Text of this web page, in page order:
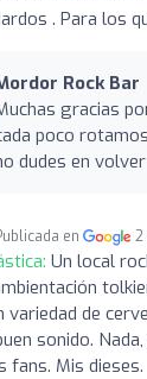
. Para los
Rock Bar
gracias
poco
dudes en volver
en 2
Un local
de
sonido.
fans. Mis dieses.